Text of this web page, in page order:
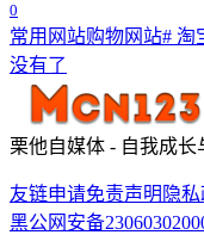
0
常用网站购物网站# 淘
没有了
栗他自媒体 - 自我成长
友链申请免责声明 隐
黑公网安备